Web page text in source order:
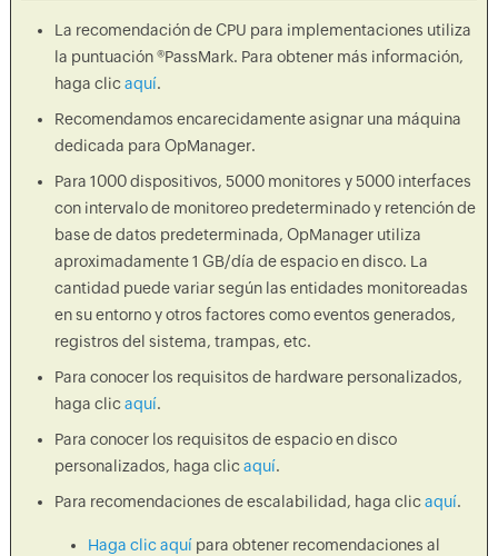
La recomendación de CPU para implementaciones utiliza
la puntuación ®PassMark. Para obtener más información,
haga clicaquí.
Recomendamos encarecidamente asignar una máquina
dedicada para OpManager.
Para 1000 dispositivos, 5000 monitores y 5000 interfaces
con intervalo de monitoreo predeterminado y retención de
base de datos predeterminada, OpManager utiliza
aproximadamente 1 GB/día de espacio en disco. La
cantidad puede variar según las entidades monitoreadas
en su entorno y otros factores como eventos generados,
registros del sistema, trampas, etc.
Para conocer los requisitos de hardware personalizados,
haga clicaquí.
Para conocer los requisitos de espacio en disco
personalizados, haga clicaquí.
Para recomendaciones de escalabilidad, haga clicaquí.
Haga clic aquípara obtener recomendaciones al